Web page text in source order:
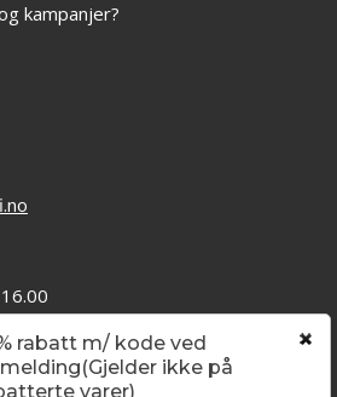
kampanjer?
rabatt m/ kode ved
ikke på
varer)